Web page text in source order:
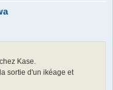
Kase.
sortie d'un ikéage et